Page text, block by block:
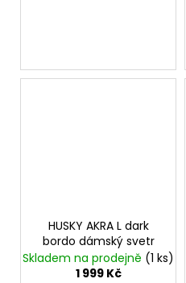
HUSKY AKRA L dark
bordo dámský svetr
Skladem na prodejně (1 ks)
1 999 Kč